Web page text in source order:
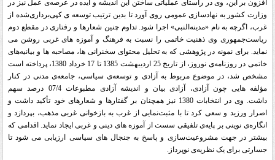
افزون بر این، وی در راستای عملیاتی ساختن این اندیشه و ایده در عرصه‌ی عمل نیز در
وزارت کشور به نهادسازی عمومی روی آورد تا بدین ترتیب توسعه ی کپی‌برداری‌شده از
غرب، اگرچه به نام «مدینه‌النبی» اجرا شود. تداوم چنین شعارها و رفتاری در مقطع دوم
ریاست‌جمهوری وی ذهنیت خاتمی را نسبت به فرهنگ و آموزه های غربی روشن می
نماید. برای نمونه در پژوهشی که به تحلیل محتوای سخنرانی ها، مصاحبه ها و بیانیه‌های
خاتمی در روزنامه‌ی نوروز، از تاریخ 25 اردیبهشت 1385 تا 17 خرداد 1380، پرداخته است
مشخص شد، در موضوع مربوط به آزادی و توسعه‌ی سیاسی، جامعه‌ی مدنی در کنار
مؤلفه هایی چون آزادی، آزادی بیان و اندیشه آزادی مطبوعات 07/4 درصد سهم
داشت. وی در انتخابات 1380 نیز همچنان بر گفتارها و شعارهای خود تأکید داشت و
اصرار ورزید و سعی کرد تا با مثبت‌نمایی از غرب به بازخوانی غربی مذهب، بپردازد و
انگاره‌ی نوینی بر پایه‌ی تلفیقی سست از آموزه های دینی و غربی ایجاد نماید. اقدامی که
بیشتر در جهت مشروعیت‌سازی و پاسخ به جنجال های سیاسی ارزیابی می شود تا
جسارتی برای یک نظریه‌ی نوپرداز .